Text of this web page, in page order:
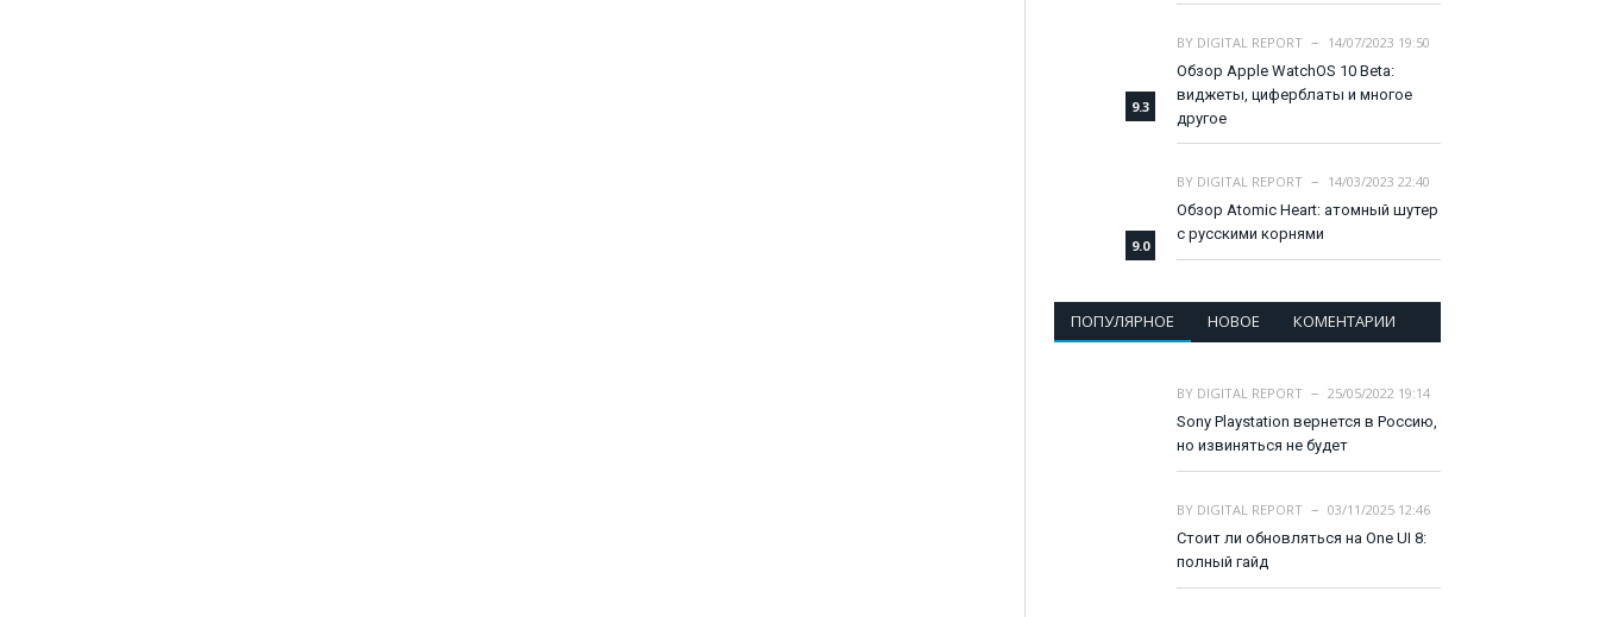
9.3
BY DIGITAL REPORT
14/07/2023 19:50
Обзор Apple WatchOS 10 Beta:
виджеты, циферблаты и многое
другое
9.0
BY DIGITAL REPORT
14/03/2023 22:40
Обзор Atomic Heart: атомный шутер
с русскими корнями
ПОПУЛЯРНОЕ НОВОЕ КОМЕНТАРИИ
BY DIGITAL REPORT
25/05/2022 19:14
Sony Playstation вернется в Россию,
но извиняться не будет
BY DIGITAL REPORT
03/11/2025 12:46
Стоит ли обновляться на One UI 8:
полный гайд